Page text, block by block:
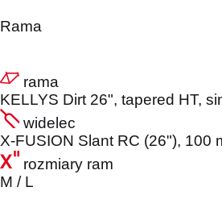
Rama
rama
KELLYS Dirt 26", tapered HT,
widelec
X-FUSION Slant RC (26"), 100
rozmiary ram
M / L